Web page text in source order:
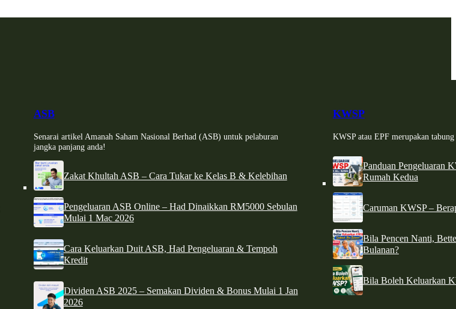
ASB
Senarai artikel Amanah Saham Nasional Berhad (ASB) untuk pelaburan
jangka panjang anda!
Zakat Khultah ASB – Cara Tukar ke Kelas B & Kelebihan
Pengeluaran ASB Online – Had Dinaikkan RM5000 Sebulan
Mulai 1 Mac 2026
Cara Keluarkan Duit ASB, Had Pengeluaran & Tempoh
Kredit
Dividen ASB 2025 – Semakan Dividen & Bonus Mulai 1 Jan
2026
KWSP
KWSP atau EPF merupakan
Panduan Pengeluaran
Rumah Kedua
Caruman KWSP –
Bila Pencen Nanti,
Bulanan?
Bila Boleh Keluarkan